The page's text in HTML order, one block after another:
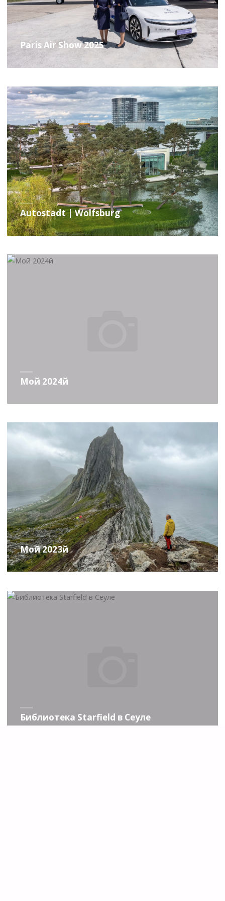
Paris Air Show 2025
Autostadt | Wolfsburg
Мой 2024й
Мой 2023й
Библиотека Starfield в Сеуле